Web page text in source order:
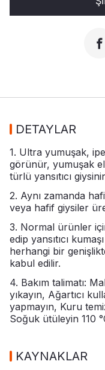
DETAYLAR
1. Ultra yumuşak,
görünür, yumuşak
türlü yansıtıcı
2. Aynı zamanda
veya hafif giysiler
3. Normal ürünler
edip yansıtıcı
herhangi bir
kabul edilir.
4. Bakım talimatı:
yıkayın, Ağartıcı
yapmayın, Kuru
Soğuk ütüleyin 110
KAYNAKLAR